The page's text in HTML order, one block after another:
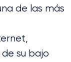
de las más
su bajo